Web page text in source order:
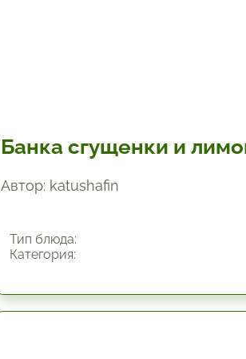
Банка сгущенки и
Автор: katushafin
Тип блюда:
Категория: